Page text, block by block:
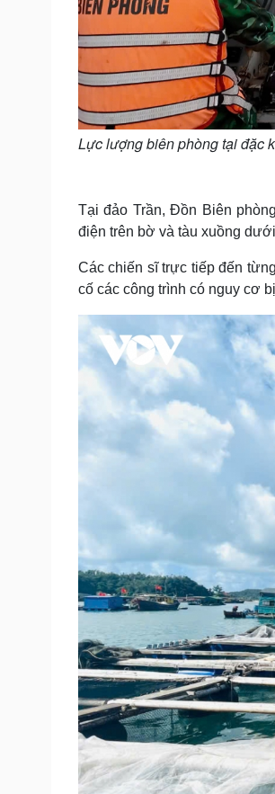
Lực lượng biên phòng tại đặc
Tại đảo Trần, Đồn Biên
điện trên bờ và tàu xuồng
Các chiến sĩ trực tiếp đến
cố các công trình có nguy cơ